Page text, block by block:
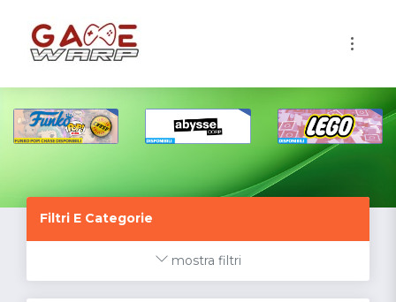
Filtri E Categorie
mostra filtri